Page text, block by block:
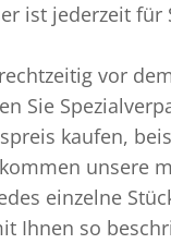
ist jederzeit
vor
Sie
kaufen,
unsere
einzelne
Ihnen so